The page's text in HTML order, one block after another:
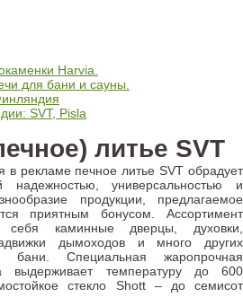
литье SVT
рекламе печное литье SVT обрадует
надежностью, универсальностью и
продукции, предлагаемое
приятным бонусом. Ассортимент
каминные дверцы, духовки,
дымоходов и много других
бани. Специальная жаропрочная
выдерживает температуру до 600
стекло Shott – до семисот